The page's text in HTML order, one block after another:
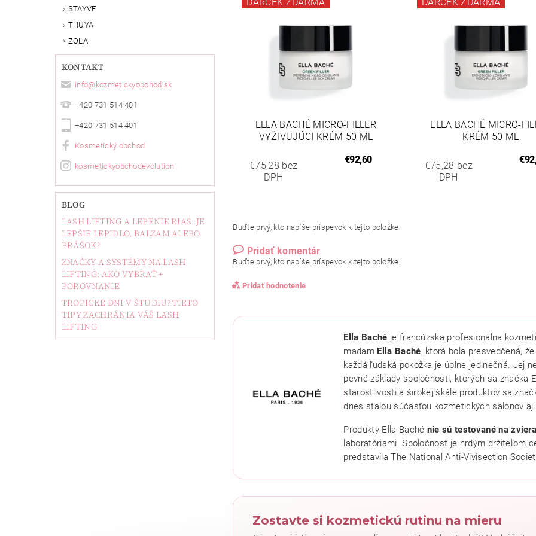
STAYVE
THUYA
ZOLA
KONTAKT
info@ kozmetickyobchod.sk
+420 731 514 401
+420 731 514 401
Kosmetický obchod
kosmetickyobchodevolution
BLOG
LASH LIFTING A LEPENIE RIAS: JE
LEPŠIE LEPIDLO, BALZAM ALEBO
PRÁŠOK?
ZNAČKY A SYSTÉMY NA LASH
LIFTING: AKO VYBRAŤ +
POROVNANIE
TROPICKÉ DNI V ŠTÚDIU? TIETO
TIPY ZACHRÁNIA VÁŠ LASH
LIFTING
ELLA BACHÉ MICRO-FILLER
VYŽIVUJÚCI KRÉM 50 ML
€75,28 bez
DPH
€92,60
ELLA BACHÉ MICRO-
KRÉM 50 ML
€75,28 bez
DPH
Buďte prvý, kto napíše príspevok k tejto položke.
Pridať komentár
Buďte prvý, kto napíše príspevok k tejto položke.
Pridať hodnotenie
Vložením hodnotenie súhlasíte spodmienkami ochrany osobných údajov .
Ella Baché je francúzska profesionálna
madam Ella Baché, ktorá bola presvedčená,
každá ľudská pokožka je úplne jedinečná. Jej
pevné základy spoločnosti, ktorých sa značka
starostlivosti a širokej škále produktov sa
dnes stálou súčasťou kozmetických salónov
Produkty Ella Baché nie sú testované na
laboratóriami. Spoločnosť je hrdým držiteľom
predstavila The National Anti-Vivisection
Zostavte si kozmetickú rutinu na mieru